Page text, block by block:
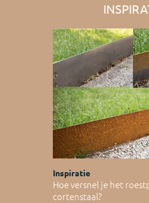
Inspiratie
Hoe versnel je het
cortenstaal?